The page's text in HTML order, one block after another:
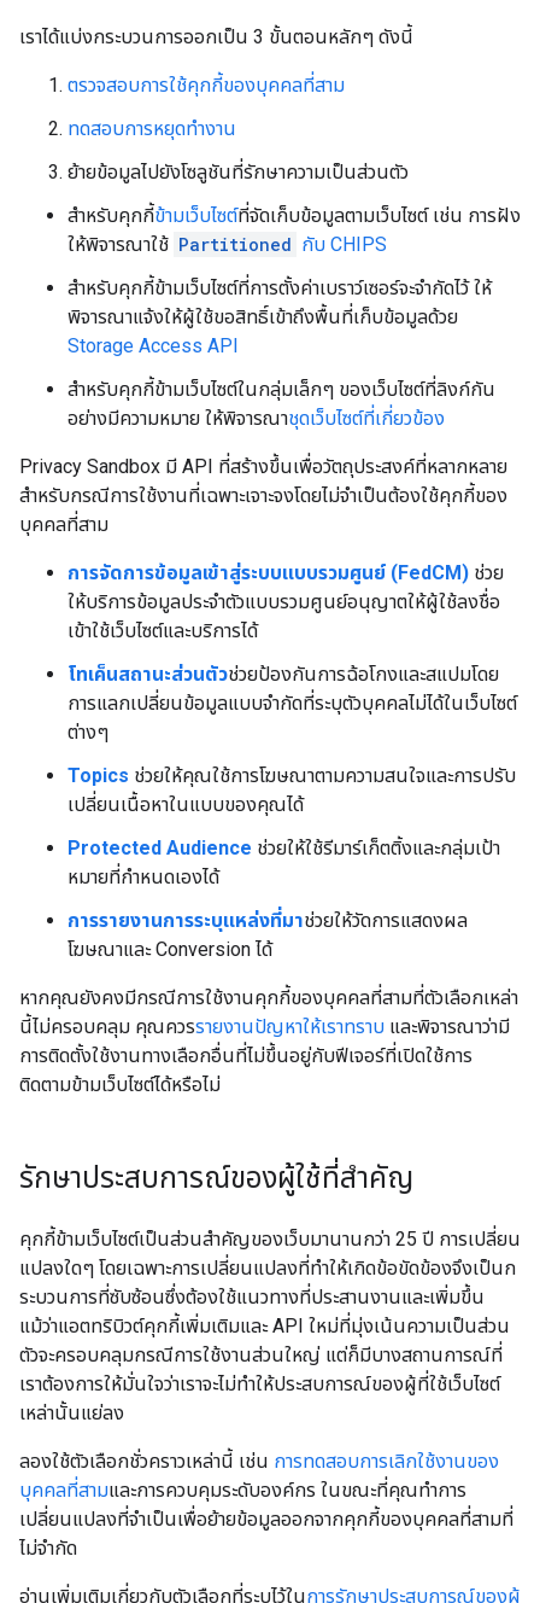
เราได้แบ่งกระบวนการออกเป็น 3 ขั้นตอนหลักๆ ดังนี้
ตรวจสอบการใช้คุกกี้ของบุคคลที่สาม
ทดสอบการหยุดทำงาน
ย้ายข้อมูลไปยังโซลูชันที่รักษาความเป็นส่วนตัว
สำหรับคุกกี้ข้ามเว็บไซต์ที่จัดเก็บข้อมูลตามเว็บไซต์ เช่น การฝัง
ให้พิจารณาใช้ Partitioned กับ CHIPS
สำหรับคุกกี้ข้ามเว็บไซต์ที่การตั้งค่าเบราว์เซอร์จะจำกัดไว้ ให้
พิจารณาแจ้งให้ผู้ใช้ขอสิทธิ์เข้าถึงพื้นที่เก็บข้อมูลด้วย
Storage Access API
สำหรับคุกกี้ข้ามเว็บไซต์ในกลุ่มเล็กๆ ของเว็บไซต์ที่ลิงก์กัน
อย่างมีความหมาย ให้พิจารณาชุดเว็บไซต์ที่เกี่ยวข้อง
Privacy Sandbox มี API ที่สร้างขึ้นเพื่อวัตถุประสงค์ที่หลากหลาย
สำหรับกรณีการใช้งานที่เฉพาะเจาะจงโดยไม่จำเป็นต้องใช้คุกกี้ของ
บุคคลที่สาม
การจัดการข้อมูลเข้าสู่ระบบแบบรวมศูนย์ (FedCM) ช่วย
ให้บริการข้อมูลประจำตัวแบบรวมศูนย์อนุญาตให้ผู้ใช้ลงชื่อ
เข้าใช้เว็บไซต์และบริการได้
โทเค็นสถานะส่วนตัวช่วยป้องกันการฉ้อโกงและสแปมโดย
การแลกเปลี่ยนข้อมูลแบบจำกัดที่ระบุตัวบุคคลไม่ได้ในเว็บไซต์
ต่างๆ
Topics ช่วยให้คุณใช้การโฆษณาตามความสนใจและการปรับ
เปลี่ยนเนื้อหาในแบบของคุณได้
Protected Audience ช่วยให้ใช้รีมาร์เก็ตติ้งและกลุ่มเป้า
หมายที่กำหนดเองได้
การรายงานการระบุแหล่งที่มาช่วยให้วัดการแสดงผล
โฆษณาและ Conversion ได้
หากคุณยังคงมีกรณีการใช้งานคุกกี้ของบุคคลที่สามที่ตัวเลือกเหล่า
นี้ไม่ครอบคลุม คุณควรรายงานปัญหาให้เราทราบ และพิจารณาว่ามี
การติดตั้งใช้งานทางเลือกอื่นที่ไม่ขึ้นอยู่กับฟีเจอร์ที่เปิดใช้การ
ติดตามข้ามเว็บไซต์ได้หรือไม่
รักษาประสบการณ์ของผู้ใช้ที่สําคัญ
คุกกี้ข้ามเว็บไซต์เป็นส่วนสําคัญของเว็บมานานกว่า 25 ปี การเปลี่ยน
แปลงใดๆ โดยเฉพาะการเปลี่ยนแปลงที่ทำให้เกิดข้อขัดข้องจึงเป็นก
ระบวนการที่ซับซ้อนซึ่งต้องใช้แนวทางที่ประสานงานและเพิ่มขึ้น
แม้ว่าแอตทริบิวต์คุกกี้เพิ่มเติมและ API ใหม่ที่มุ่งเน้นความเป็นส่วน
ตัวจะครอบคลุมกรณีการใช้งานส่วนใหญ่ แต่ก็มีบางสถานการณ์ที่
เราต้องการให้มั่นใจว่าเราจะไม่ทําให้ประสบการณ์ของผู้ที่ใช้เว็บไซต์
เหล่านั้นแย่ลง
ลองใช้ตัวเลือกชั่วคราวเหล่านี้ เช่น การทดสอบการเลิกใช้งานของ
บุคคลที่สามและการควบคุมระดับองค์กร ในขณะที่คุณทำการ
เปลี่ยนแปลงที่จำเป็นเพื่อย้ายข้อมูลออกจากคุกกี้ของบุคคลที่สามที่
ไม่จำกัด
อ่านเพิ่มเติมเกี่ยวกับตัวเลือกที่ระบุไว้ในการรักษาประสบการณ์ของผู้